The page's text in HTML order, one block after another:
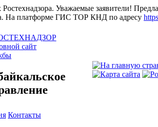
Уважаемые заявители!
На платформе ГИС ТОР КНД по адресу
сайт
Контакты